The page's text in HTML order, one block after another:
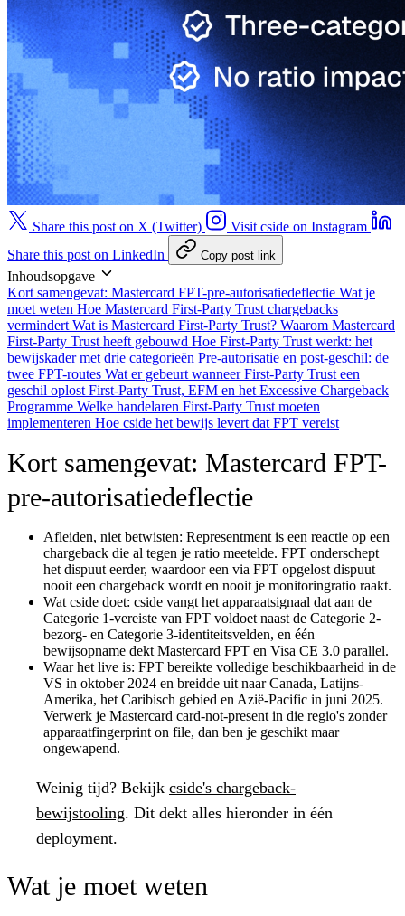
Share this post on X (Twitter)
Visit cside on Instagram
Share this post on LinkedIn
Copy post link
Inhoudsopgave
Kort samengevat: Mastercard FPT-pre-autorisatiedeflectie Wat je
moet weten Hoe Mastercard First-Party Trust chargebacks
vermindert Wat is Mastercard First-Party Trust? Waarom Mastercard
First-Party Trust heeft gebouwd Hoe First-Party Trust werkt: het
bewijskader met drie categorieën Pre-autorisatie en post-geschil: de
twee FPT-routes Wat er gebeurt wanneer First-Party Trust een
geschil oplost First-Party Trust, EFM en het Excessive Chargeback
Programme Welke handelaren First-Party Trust moeten
implementeren Hoe cside het bewijs levert dat FPT vereist
Kort samengevat: Mastercard FPT-
pre-autorisatiedeflectie
Afleiden, niet betwisten: Representment is een reactie op een
chargeback die al tegen je ratio meetelde. FPT onderschept
het dispuut eerder, waardoor een via FPT opgelost dispuut
nooit een chargeback wordt en nooit je monitoringratio raakt.
Wat cside doet: cside vangt het apparaatsignaal dat aan de
Categorie 1-vereiste van FPT voldoet naast de Categorie 2-
bezorg- en Categorie 3-identiteitsvelden, en één
bewijsopname dekt Mastercard FPT en Visa CE 3.0 parallel.
Waar het live is: FPT bereikte volledige beschikbaarheid in de
VS in oktober 2024 en breidde uit naar Canada, Latijns-
Amerika, het Caribisch gebied en Azië-Pacific in juni 2025.
Verwerk je Mastercard card-not-present in die regio's zonder
apparaatfingerprint on file, dan ben je geschikt maar
ongewapend.
Weinig tijd? Bekijk cside's chargeback-
bewijstooling. Dit dekt alles hieronder in één
deployment.
Wat je moet weten